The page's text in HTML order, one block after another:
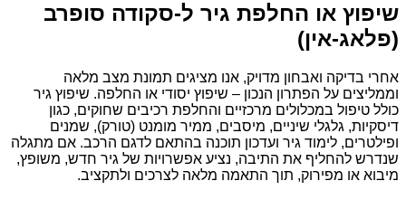
שיפוץ או החלפת גיר ל-סקודה סופרב
(פלאג-אין)
אחרי בדיקה ואבחון מדויק, אנו מציגים תמונת מצב מלאה
וממליצים על הפתרון הנכון – שיפוץ יסודי או החלפה. שיפוץ גיר
כולל טיפול במכלולים מרכזיים והחלפת רכיבים שחוקים, כגון
דיסקיות, גלגלי שיניים, מיסבים, ממיר מומנט (טורק), שמנים
ופילטרים, לימוד גיר ועדכון תוכנה בהתאם לדגם הרכב. אם מתגלה
שנדרש להחליף את התיבה, נציע אפשרויות של גיר חדש, משופץ,
מיבוא או מפירוק, תוך התאמה מלאה לצרכים ולתקציב.